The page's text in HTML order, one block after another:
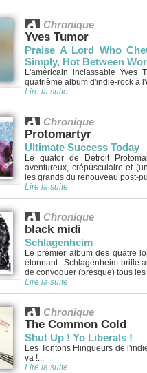
Chronique
Yves Tumor
Praise A Lord Who
Simply, Hot Between
L'américain inclassable
quatrième album d'indie-rock à
Lire la suite
Chronique
Protomartyr
Ultimate Success Today
Le quator de Detroit
aventureux, crépusculaire et
les grands du renouveau post-
Lire la suite
Chronique
black midi
Schlagenheim
Le premier album des quatre
étonnant : Schlagenheim brille
de convoquer (presque) tous
Lire la suite
Chronique
The Common Cold
Shut Up ! Yo Liberals !
Les Tontons Flingueurs de
va !...
Lire la suite